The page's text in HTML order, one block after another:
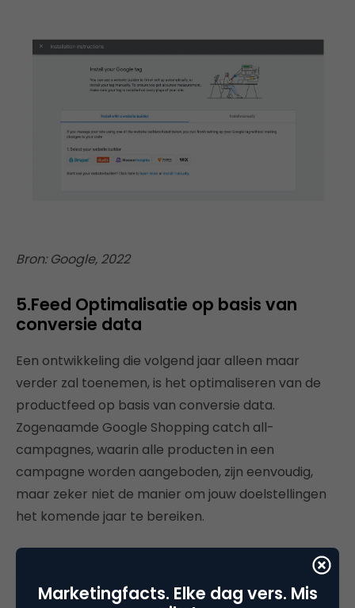
Bron: Google, 2022
5.Feed Optimalisatie op basis van
conversie data
Een ontwikkeling die volgend jaar alleen maar
verder zal toenemen, is het optimaliseren van de
productfeed op basis van conversie data.
Zogenaamde Google Shopping catch all-
campagnes, waarin alle producten in een
campagne worden aangeboden, zijn eenvoudig,
maar zeker niet de manier om jouw doelstellingen
het komende jaar te bereiken.
De verwachting is dan ook dat catch all-
campagnes meer en meer worden uitgefaseerd.
Een unieke strategie voor je assortiment komend
Marketingfacts. Elke dag vers. Mis